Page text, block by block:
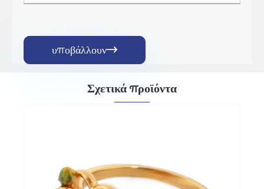
υποβάλλουν
Σχετικά προϊόντα